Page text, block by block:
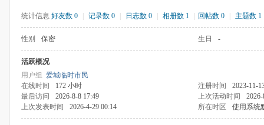
统计信息 好友数 0 记录数 0 日志数 0 相册数 1 回帖数 0 主题数 1
性别 保密 生日 -
活跃概况
用户组 爱城临时市民
在线时间
172 小时 注册时间
2023-11-
最后访问
2026-8-8 17:49 上次活动时间
上次发表时间
2026-4-29 00:14 所在时区 使用系统